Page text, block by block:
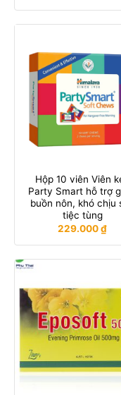
Hộp 10 viên Viên
Party Smart hỗ trợ
buồn nôn, khó chịu
tiệc tùng
229.000₫